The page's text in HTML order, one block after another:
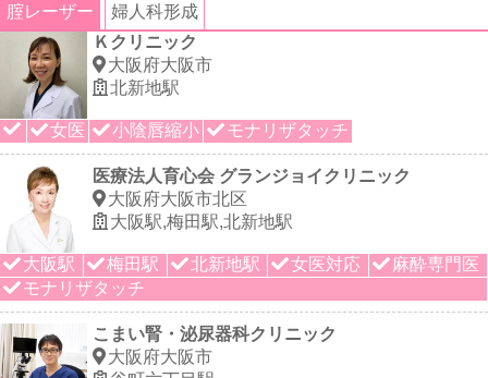
腟レーザー
婦人科形成
Ｋクリニック
大阪府大阪市
北新地駅
女医 小陰唇縮小 モナリザタッチ
医療法人育心会 グランジョイクリニック
大阪府大阪市北区
大阪駅,梅田駅,北新地駅
大阪駅 梅田駅 北新地駅 女医対応
麻酔専門医
モナリザタッチ
こまい腎・泌尿器科クリニック
大阪府大阪市